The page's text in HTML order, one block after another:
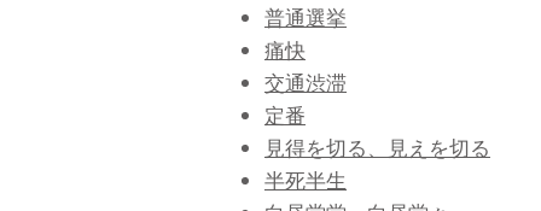
普通選挙
痛快
交通渋滞
定番
見得を切る、見えを切る
半死半生